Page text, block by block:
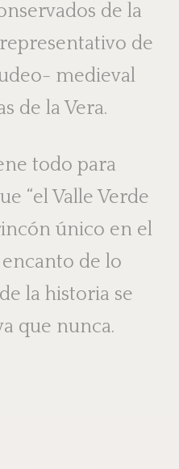
de la
de
medieval
de la Vera.
todo para
“el Valle Verde
único en el
de lo
la historia se
que nunca.